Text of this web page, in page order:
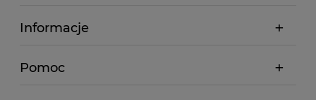
Informacje
Pomoc